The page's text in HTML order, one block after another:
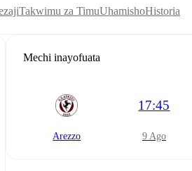
Takwimu za TimuUhamishoHistoria
Mechi inayofuata
Arezzo
17:45
9 Ago